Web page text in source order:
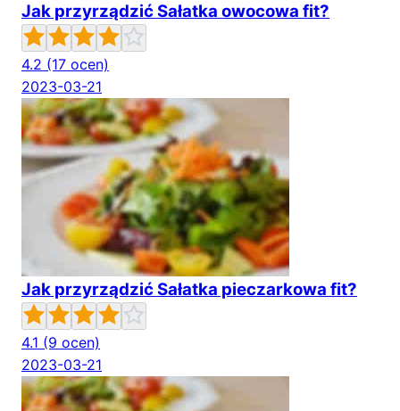
Jak przyrządzić Sałatka owocowa fit?
4.2 (17 ocen)
2023-03-21
Jak przyrządzić Sałatka pieczarkowa fit?
4.1 (9 ocen)
2023-03-21